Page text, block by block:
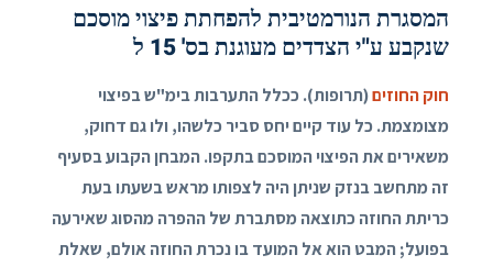
המסגרת הנורמטיבית להפחתת פיצוי מוסכם
שנקבע ע"י הצדדים מעוגנת בס' 15 ל
חוק החוזים(תרופות). ככלל התערבות בימ"ש בפיצוי
מצומצמת. כל עוד קיים יחס סביר כלשהו, ולו גם דחוק,
משאירים את הפיצוי המוסכם בתקפו. המבחן הקבוע בסעיף
זה מתחשב בנזק שניתן היה לצפותו מראש בשעתו בעת
כריתת החוזה כתוצאה מסתברת של ההפרה מהסוג שאירעה
בפועל; המבט הוא אל המועד בו נכרת החוזה אולם, שאלת